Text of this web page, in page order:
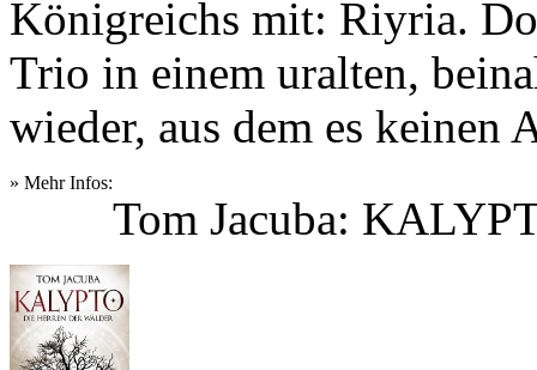
Königreichs mit: Riyria.
Trio in einem uralten,
wieder, aus dem es
» Mehr Infos:
Tom Jacuba: